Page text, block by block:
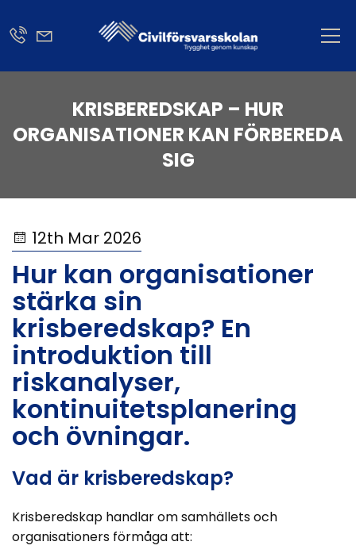
KRISBEREDSKAP – HUR
ORGANISATIONER KAN FÖRBEREDA
SIG
12th Mar 2026
Hur kan organisationer
stärka sin
krisberedskap? En
introduktion till
riskanalyser,
kontinuitetsplanering
och övningar.
Vad är krisberedskap?
Krisberedskap handlar om samhällets och
organisationers förmåga att: